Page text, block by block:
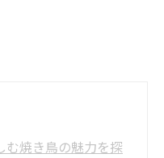
む焼き鳥の魅力を探